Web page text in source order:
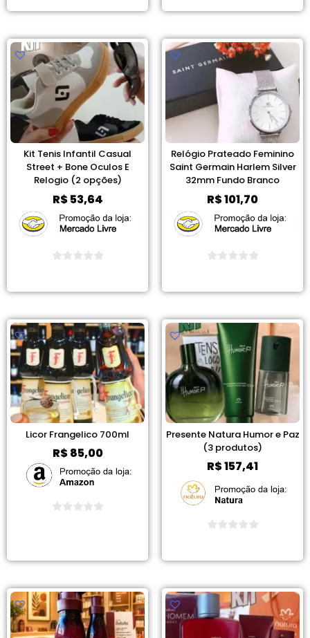
Kit Tenis Infantil Casual
Street + Bone Oculos E
Relogio (2 opções)
R$53,64
Relógio Prateado Feminino
Saint Germain Harlem Silver
32mm Fundo Branco
R$101,70
Licor Frangelico 700ml
R$85,00
Presente Natura Humor e Paz
(3 produtos)
R$157,41